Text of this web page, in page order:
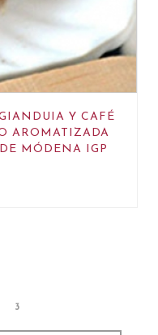
Y CAFÉ
AROMATIZADA
MÓDENA IGP
3